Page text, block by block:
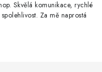
Skvělá komunikace, rychlé
Za mě naprostá